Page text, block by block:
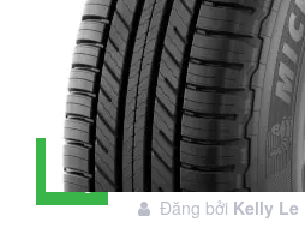
28
Tháng
Đánh giá lốp
Đáng đầu tư
Đăng bởi Kelly Le